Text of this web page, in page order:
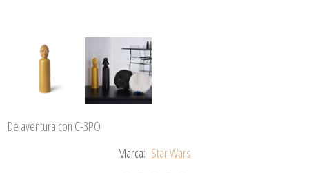
De aventura con C-3PO
Marca: Star Wars